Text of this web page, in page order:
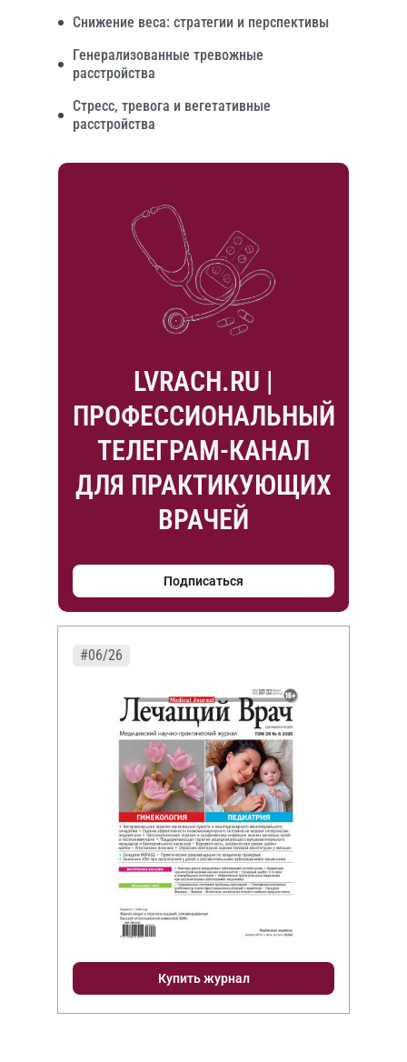
Снижение веса: стратегии и перспективы
Генерализованные тревожные
расстройства
Стресс, тревога и вегетативные
расстройства
LVRACH.RU |
ПРОФЕССИОНАЛЬНЫЙ
ТЕЛЕГРАМ-КАНАЛ
ДЛЯ ПРАКТИКУЮЩИХ
ВРАЧЕЙ
Подписаться
#06/26
Купить журнал